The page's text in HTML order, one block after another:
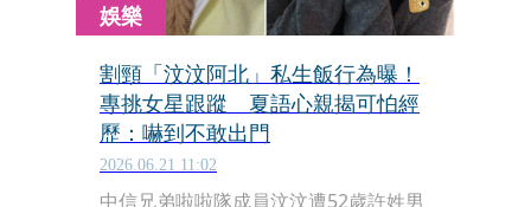
娛樂
割頸「汶汶阿北」私生飯行為曝！
專挑女星跟蹤 夏語心親揭可怕經
歷：嚇到不敢出門
2026.06.21 11:02
中信兄弟啦啦隊成員汶汶遭52歲許姓男